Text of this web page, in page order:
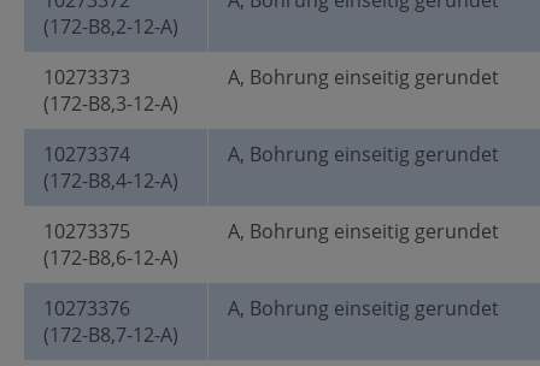
(172-B8,2-12-A)
10273373
(172-B8,3-12-A)
A, Bohrung einseitig gerundet
10273374
(172-B8,4-12-A)
A, Bohrung einseitig gerundet
10273375
(172-B8,6-12-A)
A, Bohrung einseitig gerundet
10273376
(172-B8,7-12-A)
A, Bohrung einseitig gerundet